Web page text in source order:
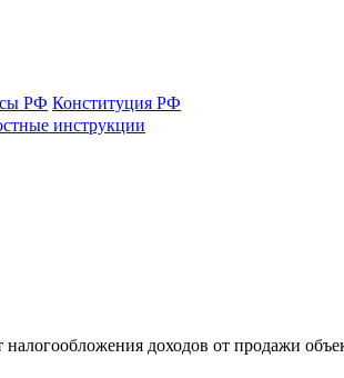
РФ Конституция РФ
инструкции
доходов от продажи